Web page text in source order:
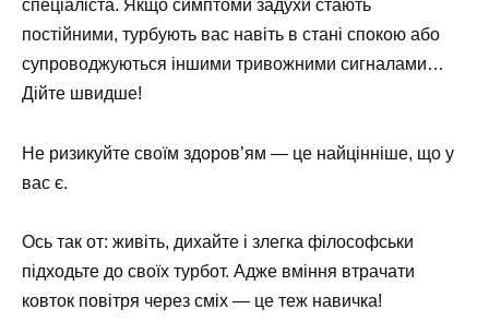
спеціаліста. Якщо симптоми задухи стають
постійними, турбують вас навіть в стані спокою або
супроводжуються іншими тривожними сигналами…
Дійте швидше!
Не ризикуйте своїм здоров’ям — це найцінніше, що у
вас є.
Ось так от: живіть, дихайте і злегка філософськи
підходьте до своїх турбот. Адже вміння втрачати
ковток повітря через сміх — це теж навичка!